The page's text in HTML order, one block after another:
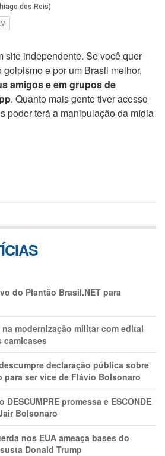
site independente. Se você quer
e por um Brasil melhor,
amigos e em grupos de
. Quanto mais gente tiver acesso
poder terá a manipulação da mídia
do Plantão Brasil.NET para
modernização militar com edital
camicases
declaração pública sobre
para ser vice de Flávio Bolsonaro
promessa e ESCONDE
Bolsonaro
nos EUA ameaça bases do
Donald Trump